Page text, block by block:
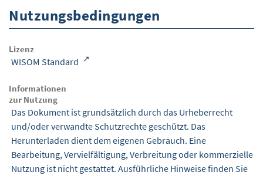
Nutzungsbedingungen
Lizenz
WISOM Standard
Informationen
zur Nutzung
Das Dokument ist grundsätzlich durch das Urheberrecht
und/oder verwandte Schutzrechte geschützt. Das
Herunterladen dient dem eigenen Gebrauch. Eine
Bearbeitung, Vervielfältigung, Verbreitung oder kommerzielle
Nutzung ist nicht gestattet. Ausführliche Hinweise finden Sie